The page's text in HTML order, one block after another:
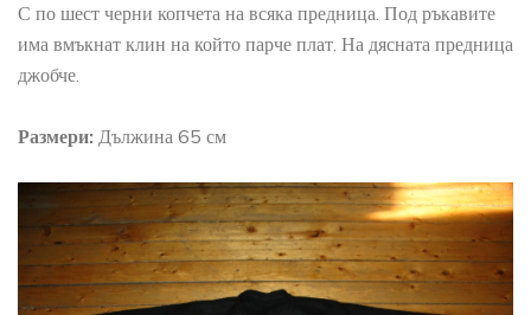
С по шест черни копчета на всяка предница. Под ръкавите
има вмъкнат клин на който парче плат. На дясната предница
джобче.
Размери: Дължина 65 см